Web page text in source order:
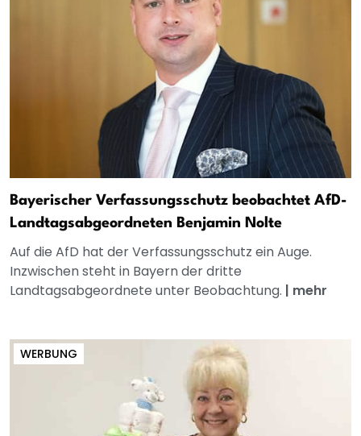
Bayerischer Verfassungsschutz beobachtet AfD-
Landtagsabgeordneten Benjamin Nolte
Auf die AfD hat der Verfassungsschutz ein Auge.
Inzwischen steht in Bayern der dritte
Landtagsabgeordnete unter Beobachtung. | mehr
WERBUNG